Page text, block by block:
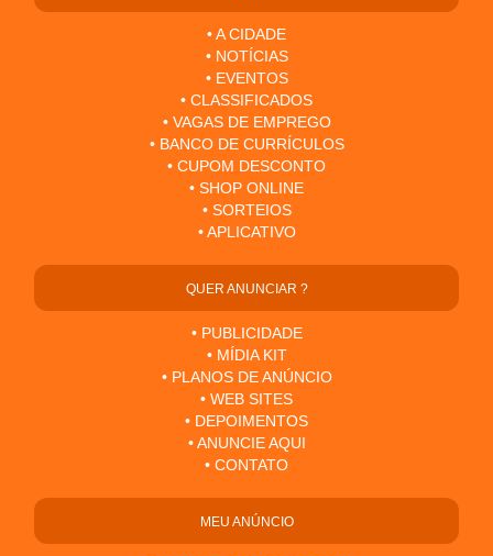
• A CIDADE
• NOTÍCIAS
• EVENTOS
• CLASSIFICADOS
• VAGAS DE EMPREGO
• BANCO DE CURRÍCULOS
• CUPOM DESCONTO
• SHOP ONLINE
• SORTEIOS
• APLICATIVO
QUER ANUNCIAR ?
• PUBLICIDADE
• MÍDIA KIT
• PLANOS DE ANÚNCIO
• WEB SITES
• DEPOIMENTOS
• ANUNCIE AQUI
• CONTATO
MEU ANÚNCIO